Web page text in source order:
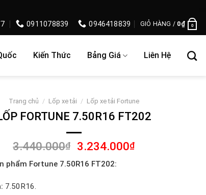
0911078839 0946418839 GIỎ HÀNG / 0₫ 0
Kiến Thức Bảng Giá Liên Hệ
Trang chủ / Lốp xe tải / Lốp xe tải Fortune
FORTUNE 7.50R16 FT202
3.440.000₫
Giá
là:
3.234.000₫Giá
phẩm Fortune 7.50R16 FT202:
7.50R16.